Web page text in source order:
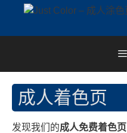
content
成人着色页
发现我们的成人免费着色页